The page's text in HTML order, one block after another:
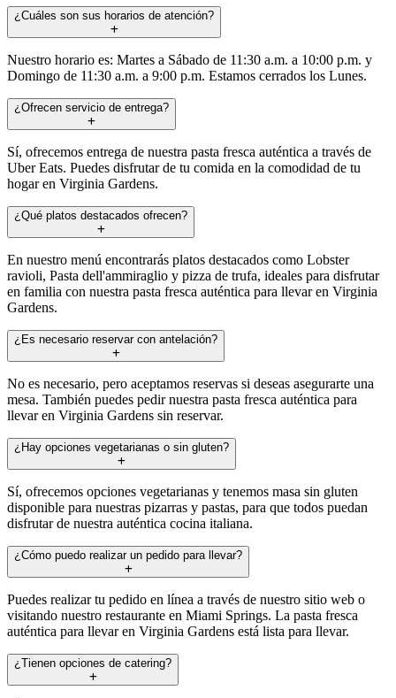
¿Cuáles son sus horarios de atención?
Nuestro horario es: Martes a Sábado de 11:30 a.m. a 10:00 p.m. y
Domingo de 11:30 a.m. a 9:00 p.m. Estamos cerrados los Lunes.
¿Ofrecen servicio de entrega?
Sí, ofrecemos entrega de nuestra pasta fresca auténtica a través de
Uber Eats. Puedes disfrutar de tu comida en la comodidad de tu
hogar en Virginia Gardens.
¿Qué platos destacados ofrecen?
En nuestro menú encontrarás platos destacados como Lobster
ravioli, Pasta dell'ammiraglio y pizza de trufa, ideales para disfrutar
en familia con nuestra pasta fresca auténtica para llevar en Virginia
Gardens.
¿Es necesario reservar con antelación?
No es necesario, pero aceptamos reservas si deseas asegurarte una
mesa. También puedes pedir nuestra pasta fresca auténtica para
llevar en Virginia Gardens sin reservar.
¿Hay opciones vegetarianas o sin gluten?
Sí, ofrecemos opciones vegetarianas y tenemos masa sin gluten
disponible para nuestras pizarras y pastas, para que todos puedan
disfrutar de nuestra auténtica cocina italiana.
¿Cómo puedo realizar un pedido para llevar?
Puedes realizar tu pedido en línea a través de nuestro sitio web o
visitando nuestro restaurante en Miami Springs. La pasta fresca
auténtica para llevar en Virginia Gardens está lista para llevar.
¿Tienen opciones de catering?